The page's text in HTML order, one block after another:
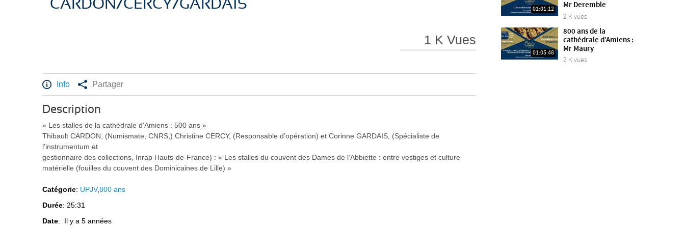
CARDON/CERCY/GARDAIS
1 K Vues
Info Partager
Description
« Les stalles de la cathédrale d’Amiens : 500 ans »
Thibault CARDON, (Numismate, CNRS,) Christine CERCY, (Responsable d’opération) et Corinne GARDAIS, (Spécialiste de
l’instrumentum et
gestionnaire des collections, Inrap Hauts-de-France) : « Les stalles du couvent des Dames de l’Abbiette : entre vestiges et culture
matérielle (fouilles du couvent des Dominicaines de Lille) »
Catégorie: UPJV,800 ans
Durée: 25:31
Date: Il y a 5 années
01:01:12
Mr Deremble
2 K vues
01:05:48
800 ans de la
cathédrale d’Amiens :
Mr Maury
2 K vues